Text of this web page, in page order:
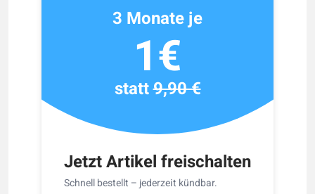
Jetzt Artikel freischalten
Schnell bestellt – jederzeit kündbar.
3 Monate je
1€
statt9,90 €